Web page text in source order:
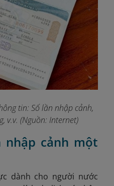
tin: Số lần nhập cảnh,
v.v. (Nguồn: Internet)
nhập cảnh một
dành cho người nước